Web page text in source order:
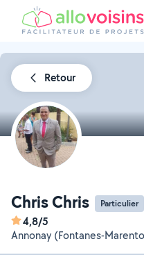
Retour
Chris Chris Particulier
4,8/5
Annonay (Fontanes-